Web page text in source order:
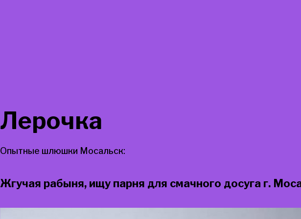
Лерочка
Опытные шлюшки Мосальск:
Жгучая рабыня, ищу парня для смачного досуга г.